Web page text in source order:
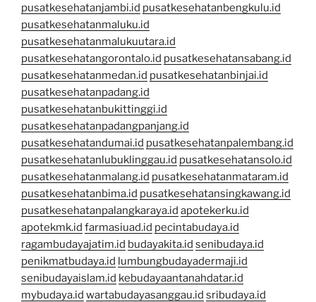
pusatkesehatanjambi.id pusatkesehatanbengkulu.id
pusatkesehatanmaluku.id
pusatkesehatanmalukuutara.id
pusatkesehatangorontalo.id pusatkesehatansabang.id
pusatkesehatanmedan.id pusatkesehatanbinjai.id
pusatkesehatanpadang.id
pusatkesehatanbukittinggi.id
pusatkesehatanpadangpanjang.id
pusatkesehatandumai.id pusatkesehatanpalembang.id
pusatkesehatanlubuklinggau.id pusatkesehatansolo.id
pusatkesehatanmalang.id pusatkesehatanmataram.id
pusatkesehatanbima.id pusatkesehatansingkawang.id
pusatkesehatanpalangkaraya.id apotekerku.id
apotekmk.id farmasiuad.id pecintabudaya.id
ragambudayajatim.id budayakita.id senibudaya.id
penikmatbudaya.id lumbungbudayadermaji.id
senibudayaislam.id kebudayaantanahdatar.id
mybudaya.id wartabudayasanggau.id sribudaya.id